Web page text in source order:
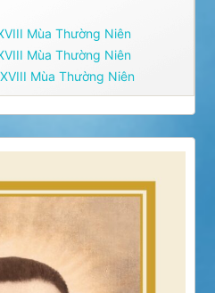
Mùa Thường Niên
Mùa Thường Niên
Mùa Thường Niên